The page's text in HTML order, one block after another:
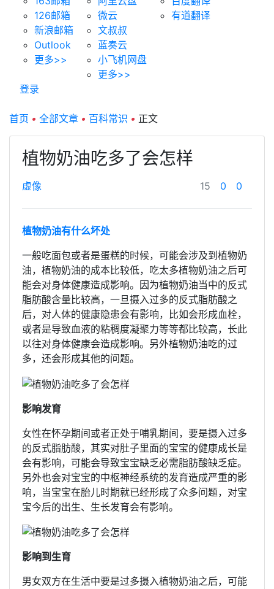
126邮箱
新浪邮箱
Outlook
更多>>
微云
文叔叔
蓝奏云
小飞机网盘
更多>>
有道翻译
登录
首页 • 全部文章 • 百科常识 • 正文
植物奶油吃多了会怎样
虚像 15 0 0
植物奶油有什么坏处
一般吃面包或者是蛋糕的时候，可能会涉及到植物奶
油，植物奶油的成本比较低，吃太多植物奶油之后可
能会对身体健康造成影响。因为植物奶油当中的反式
脂肪酸含量比较高，一旦摄入过多的反式脂肪酸之
后，对人体的健康隐患会有影响，比如会形成血栓，
或者是导致血液的粘稠度凝聚力等等都比较高，长此
以往对身体健康会造成影响。另外植物奶油吃的过
多，还会形成其他的问题。
影响发育
女性在怀孕期间或者正处于哺乳期间，要是摄入过多
的反式脂肪酸，其实对肚子里面的宝宝的健康成长是
会有影响，可能会导致宝宝缺乏必需脂肪酸缺乏症。
另外也会对宝宝的中枢神经系统的发育造成严重的影
响，当宝宝在胎儿时期就已经形成了众多问题，对宝
宝今后的出生、生长发育会有影响。
影响到生育
男女双方在生活中要是过多摄入植物奶油之后，可能